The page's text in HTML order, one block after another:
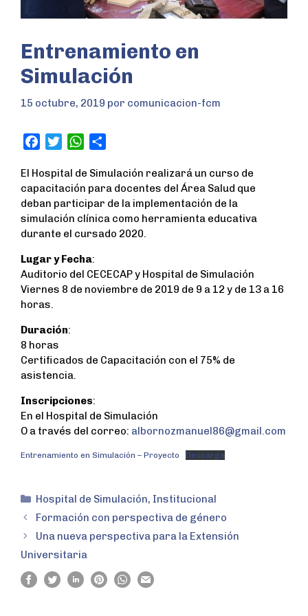
Entrenamiento en
Simulación
15 octubre, 2019 por comunicacion-fcm
c
e
b
o
o
k
i
t
t
e
r
W
a
t
s
A
p
p
a
r
e
El Hospital de Simulación realizará un curso de
capacitación para docentes del Área Salud que
deban participar de la implementación de la
simulación clínica como herramienta educativa
durante el cursado 2020.
Lugar y Fecha:
Auditorio del CECECAP y Hospital de Simulación
Viernes 8 de noviembre de 2019 de 9 a 12 y de 13 a 16
horas.
Duración:
8 horas
Certificados de Capacitación con el 75% de
asistencia.
Inscripciones:
En el Hospital de Simulación
O a través del correo: albornozmanuel86@gmail.com
Entrenamiento en Simulación – Proyecto Descarga
Hospital de Simulación, Institucional
Formación con perspectiva de género
Una nueva perspectiva para la Extensión
Universitaria